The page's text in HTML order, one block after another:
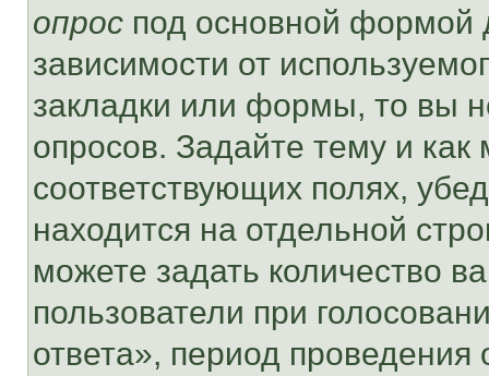
опрос под основной формой
зависимости от
закладки или формы, то вы
опросов. Задайте тему и
соответствующих полях,
находится на отдельной
можете задать количество
пользователи при
ответа», период проведения